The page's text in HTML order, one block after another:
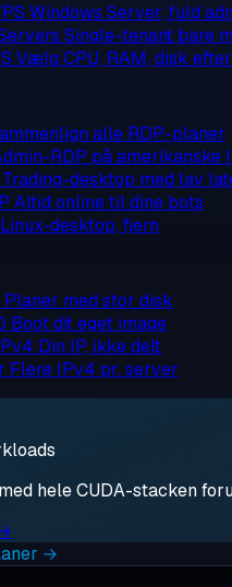
Windows Server, fuld
Single-tenant bare
Vælg CPU, RAM, disk
alle RDP-planer
RDP på amerikanske
Trading-desktop med lav
Altid online til dine bots
Linux-desktop, fjern
Planer med stor disk
Boot dit eget image
Din IP, ikke delt
Flere IPv4 pr. server
hele CUDA-stacken
→